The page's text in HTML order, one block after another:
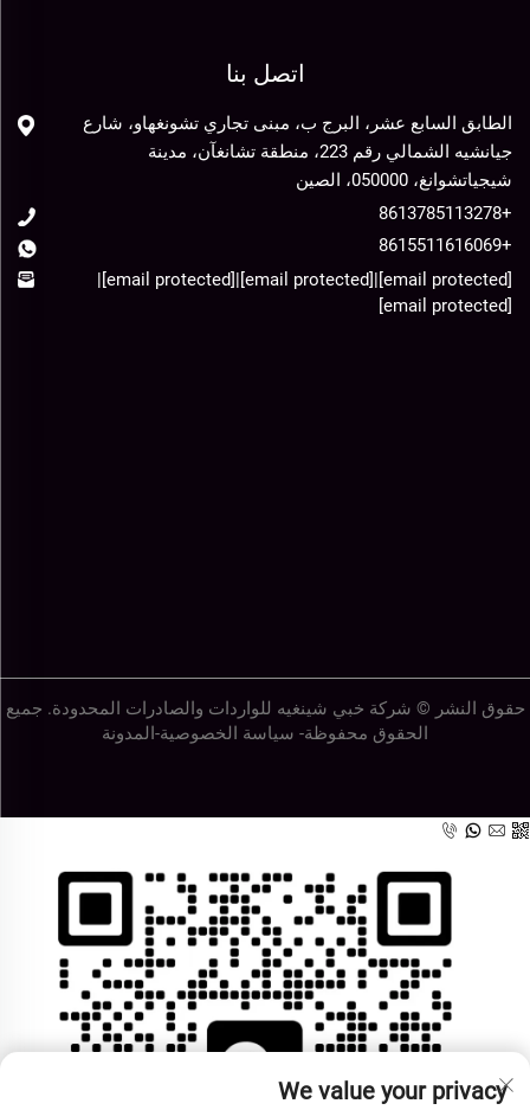
اتصل بنا
الطابق السابع عشر، البرج ب، مبنى تجاري تشونغهاو، شارع
جيانشيه الشمالي رقم 223، منطقة تشانغآن، مدينة
شيجياتشوانغ، 050000، الصين
+8613785113278
+8615511616069
[email protected]
|
[email protected]
|
[email protected]
|
[email protected]
حقوق النشر © شركة خبي شينغيه للواردات والصادرات المحدودة. جميع
الحقوق محفوظة- سياسة الخصوصية-المدونة
We value your privacy